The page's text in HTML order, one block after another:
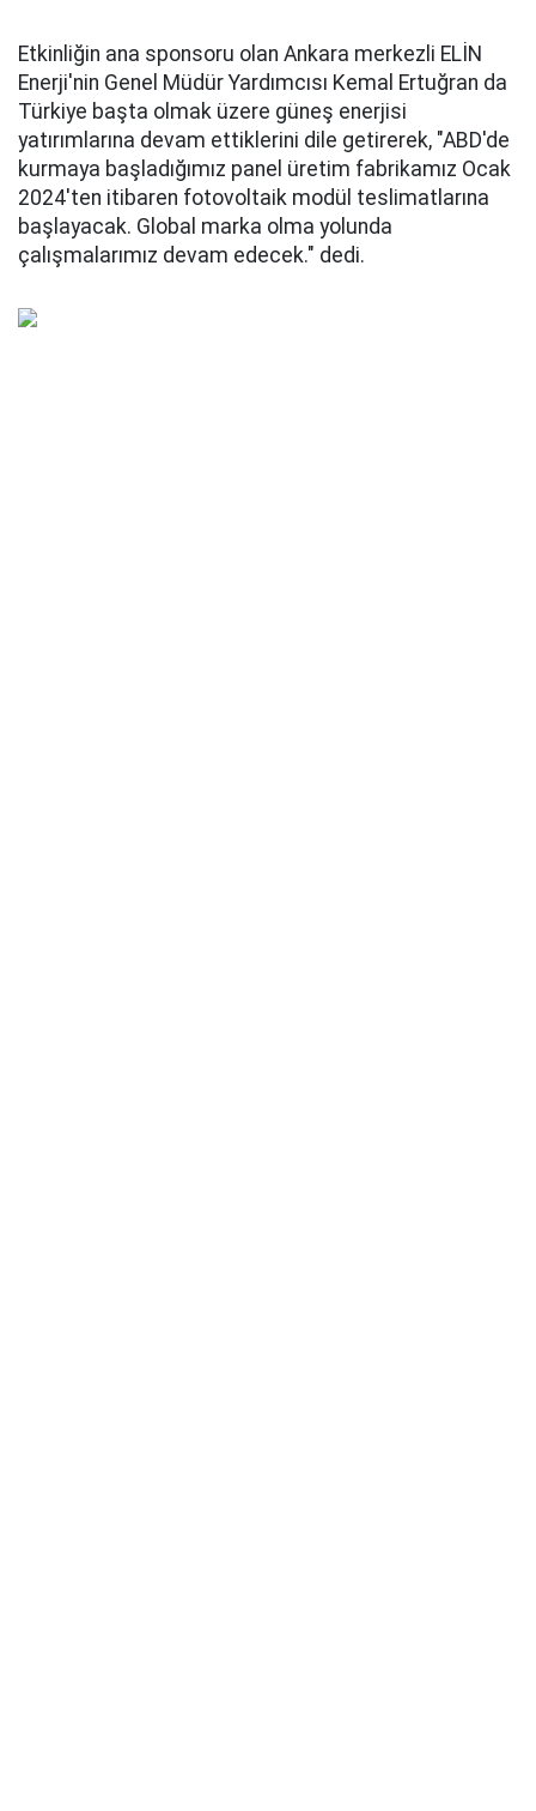
Etkinliğin ana sponsoru olan Ankara merkezli ELİN
Enerji'nin Genel Müdür Yardımcısı Kemal Ertuğran da
Türkiye başta olmak üzere güneş enerjisi
yatırımlarına devam ettiklerini dile getirerek, "ABD'de
kurmaya başladığımız panel üretim fabrikamız Ocak
2024'ten itibaren fotovoltaik modül teslimatlarına
başlayacak. Global marka olma yolunda
çalışmalarımız devam edecek." dedi.